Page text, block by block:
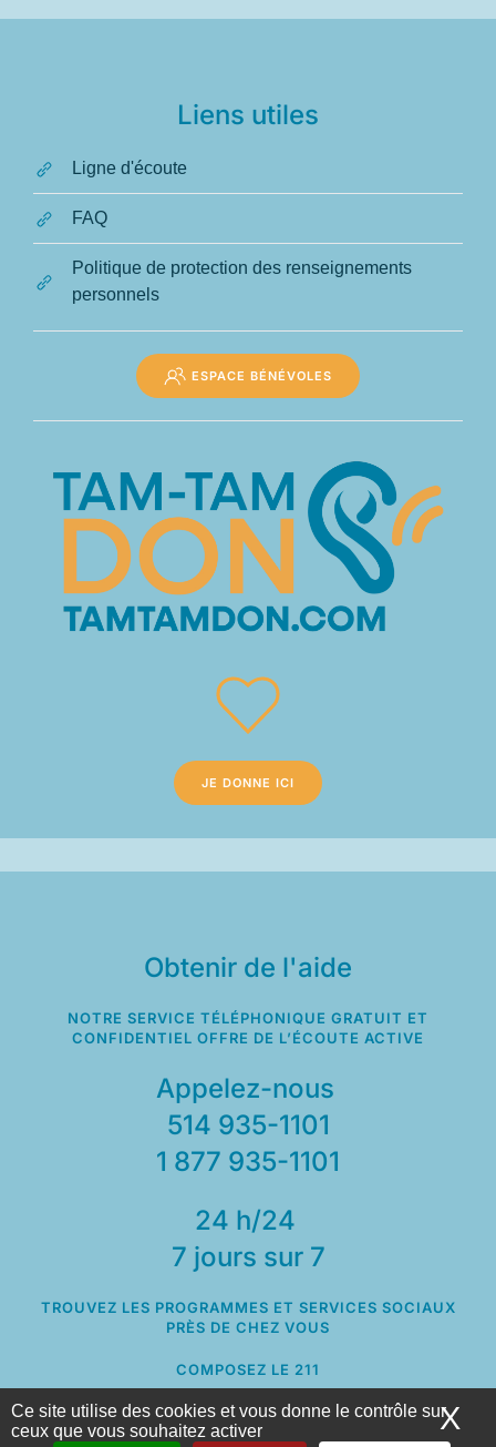
Ce site utilise des cookies et vous donne le contrôle sur
ceux que vous souhaitez activer
X
Liens utiles
Ligne d'écoute
FAQ
Politique de protection des renseignements
personnels
ESPACE BÉNÉVOLES
JE DONNE ICI
Obtenir de l'aide
NOTRE SERVICE TÉLÉPHONIQUE GRATUIT ET
CONFIDENTIEL OFFRE DE L’ÉCOUTE ACTIVE
Appelez-nous
514 935-1101
1 877 935-1101
24 h/24
7 jours sur 7
TROUVEZ LES PROGRAMMES ET SERVICES SOCIAUX
PRÈS DE CHEZ VOUS
COMPOSEZ LE 211